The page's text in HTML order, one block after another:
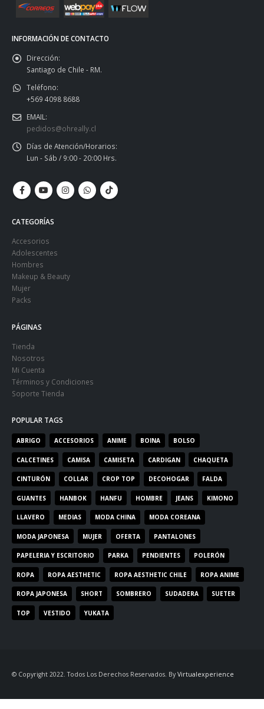
INFORMACIÓN DE CONTACTO
Dirección:
Santiago de Chile - RM.
Teléfono:
+569 4098 8688
EMAIL:
pedidos@ohreally.cl
Días de Atención/Horarios:
Lun - Sáb / 9:00 - 20:00 Hrs.
CATEGORÍAS
Accesorios
Adolescentes
Hombres
Makeup & Beauty
Mujer
Packs
PÁGINAS
Tienda
Nosotros
Mi Cuenta
Términos y Condiciones
Soporte Tienda
POPULAR TAGS
ABRIGO ACCESORIOS ANIME BOINA BOLSO
CALCETINES CAMISA CAMISETA CARDIGAN CHAQUETA
CINTURÓN COLLAR CROP TOP DECOHOGAR FALDA
GUANTES HANBOK HANFU HOMBRE JEANS KIMONO
LLAVERO MEDIAS MODA CHINA MODA COREANA
MODA JAPONESA MUJER OFERTA PANTALONES
PAPELERIA Y ESCRITORIO PARKA PENDIENTES POLERÓN
ROPA ROPA AESTHETIC ROPA AESTHETIC CHILE ROPA ANIME
ROPA JAPONESA SHORT SOMBRERO SUDADERA SUETER
TOP VESTIDO YUKATA
© Copyright 2022. Todos Los Derechos Reservados. By Virtualexperience